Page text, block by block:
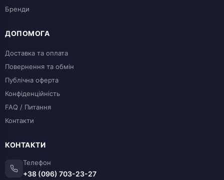
Бренди
ДОПОМОГА
Доставка та оплата
Повернення та обмін
Публічна оферта
Конфіденційність
FAQ / Питання
Контакти
КОНТАКТИ
Телефон
+38 (096) 703-23-27